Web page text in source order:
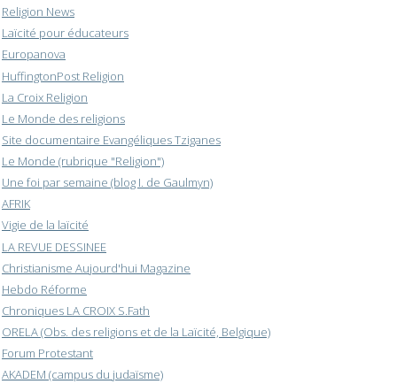
Religion News
Laïcité pour éducateurs
Europanova
HuffingtonPost Religion
La Croix Religion
Le Monde des religions
Site documentaire Evangéliques Tziganes
Le Monde (rubrique "Religion")
Une foi par semaine (blog I. de Gaulmyn)
AFRIK
Vigie de la laïcité
LA REVUE DESSINEE
Christianisme Aujourd'hui Magazine
Hebdo Réforme
Chroniques LA CROIX S.Fath
ORELA (Obs. des religions et de la Laïcité, Belgique)
Forum Protestant
AKADEM (campus du judaïsme)